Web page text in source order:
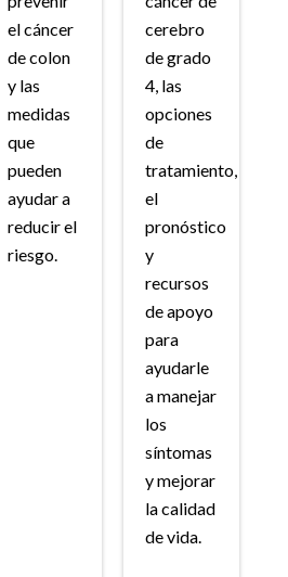
el cáncer
de colon
y las
medidas
que
pueden
ayudar a
reducir el
riesgo.
cerebro
de grado
4, las
opciones
de
tratamiento,
el
pronóstico
y
recursos
de apoyo
para
ayudarle
a manejar
los
síntomas
y mejorar
la calidad
de vida.